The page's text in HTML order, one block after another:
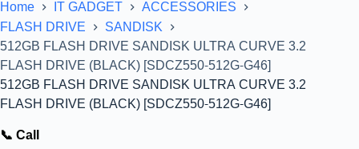
Home IT GADGET
ACCESSORIES
FLASH DRIVE
SANDISK
512GB FLASH DRIVE SANDISK ULTRA CURVE 3.2
FLASH DRIVE (BLACK) [SDCZ550-512G-G46]
512GB FLASH DRIVE SANDISK ULTRA CURVE 3.2
FLASH DRIVE (BLACK) [SDCZ550-512G-G46]
📞 Call